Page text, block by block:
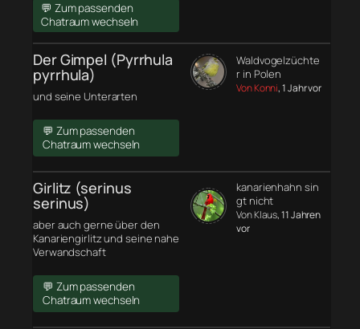
💬 Zum passenden
Chatraum wechseln
Der Gimpel (Pyrrhula
pyrrhula)
und seine Unterarten
💬 Zum passenden
Chatraum wechseln
Waldvogelzüchte
r in Polen
Von Konni, 1 Jahr vor
Girlitz (serinus
serinus)
aber auch gerne über den
Kanariengirlitz und seine nahe
Verwandschaft
💬 Zum passenden
Chatraum wechseln
kanarienhahn sin
gt nicht
Von Klaus, 11 Jahren
vor